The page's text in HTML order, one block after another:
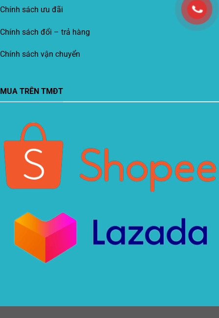
Chính sách ưu đãi
Chính sách đổi – trả hàng
Chính sách vận chuyển
MUA TRÊN TMĐT